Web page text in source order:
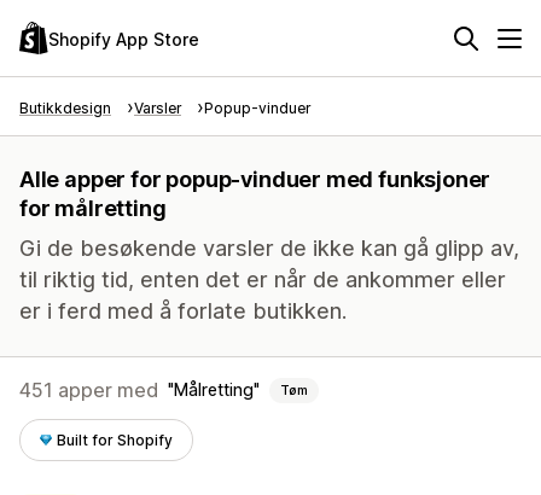
Shopify App Store
Butikkdesign Varsler Popup-vinduer
Alle apper for popup-vinduer med funksjoner
for målretting
Gi de besøkende varsler de ikke kan gå glipp av,
til riktig tid, enten det er når de ankommer eller
er i ferd med å forlate butikken.
451 apper med Målretting Tøm
Built for Shopify